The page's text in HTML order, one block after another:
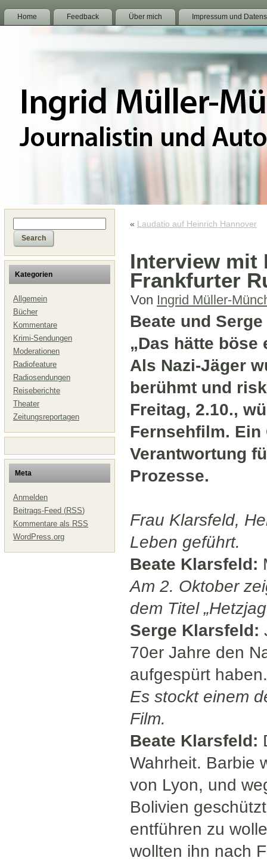
Home Feedback Über mich Impressum und
Kategorien
Allgemein
Bücher
Kommentare
Krimi-Sendungen
Moderationen
Radiofeature
Radiosendungen
Reiseberichte
Theater
Zeitungsreportagen
Meta
Anmelden
Beitrags-Feed (RSS)
Kommentare als RSS
WordPress.org
« Laudatio auf Heinrich Hannover
Interview mit
Frankfurter
Von Ingrid Müller-
Beate und
„Das hätte böse
Als Nazi-Jäger
berühmt und
Freitag, 2.10.,
Fernsehfilm. Ein
Verantwortung
Prozesse.
Frau Klarsfeld,
Leben geführt.
Beate Klarsfeld:
Am 2. Oktober
dem Titel
Serge Klarsfeld:
70er Jahre den
aufgespürt haben.
Es stockt einem
Film.
Beate Klarsfeld:
Wahrheit. Barbie
von Lyon, und
Bolivien
entführen zu
wollten ihn nach